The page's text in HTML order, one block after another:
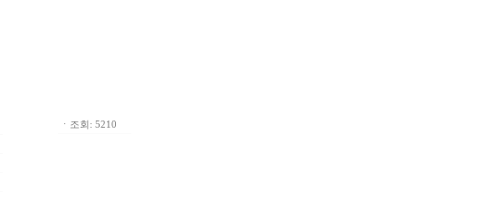
ㆍ조회: 5210